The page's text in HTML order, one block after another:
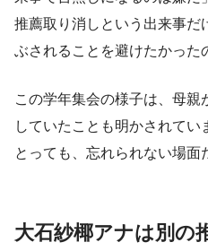
推薦取り消しという出来事だ
ぶされることを避けたかった
この学年集会の様子は、母
していたことも明かされて
とっても、忘れられない場面
大石紗椰アナは別の